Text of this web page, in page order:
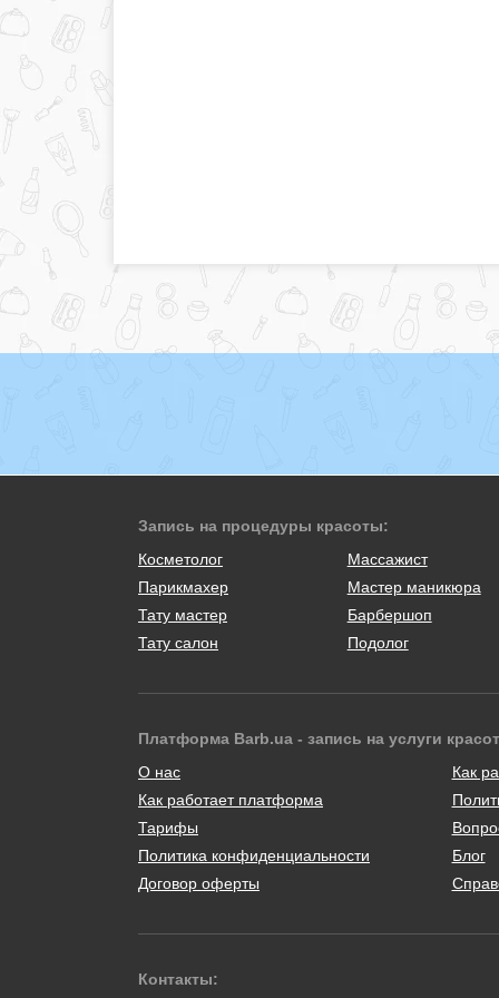
Запись на процедуры красоты:
Косметолог
Массажист
Парикмахер
Мастер маникюра
Тату мастер
Барбершоп
Тату салон
Подолог
Платформа Barb.ua - запись на услуги
О нас
Как работает платформа
Тарифы
Политика конфиденциальности
Договор оферты
Как
Блог
Контакты: